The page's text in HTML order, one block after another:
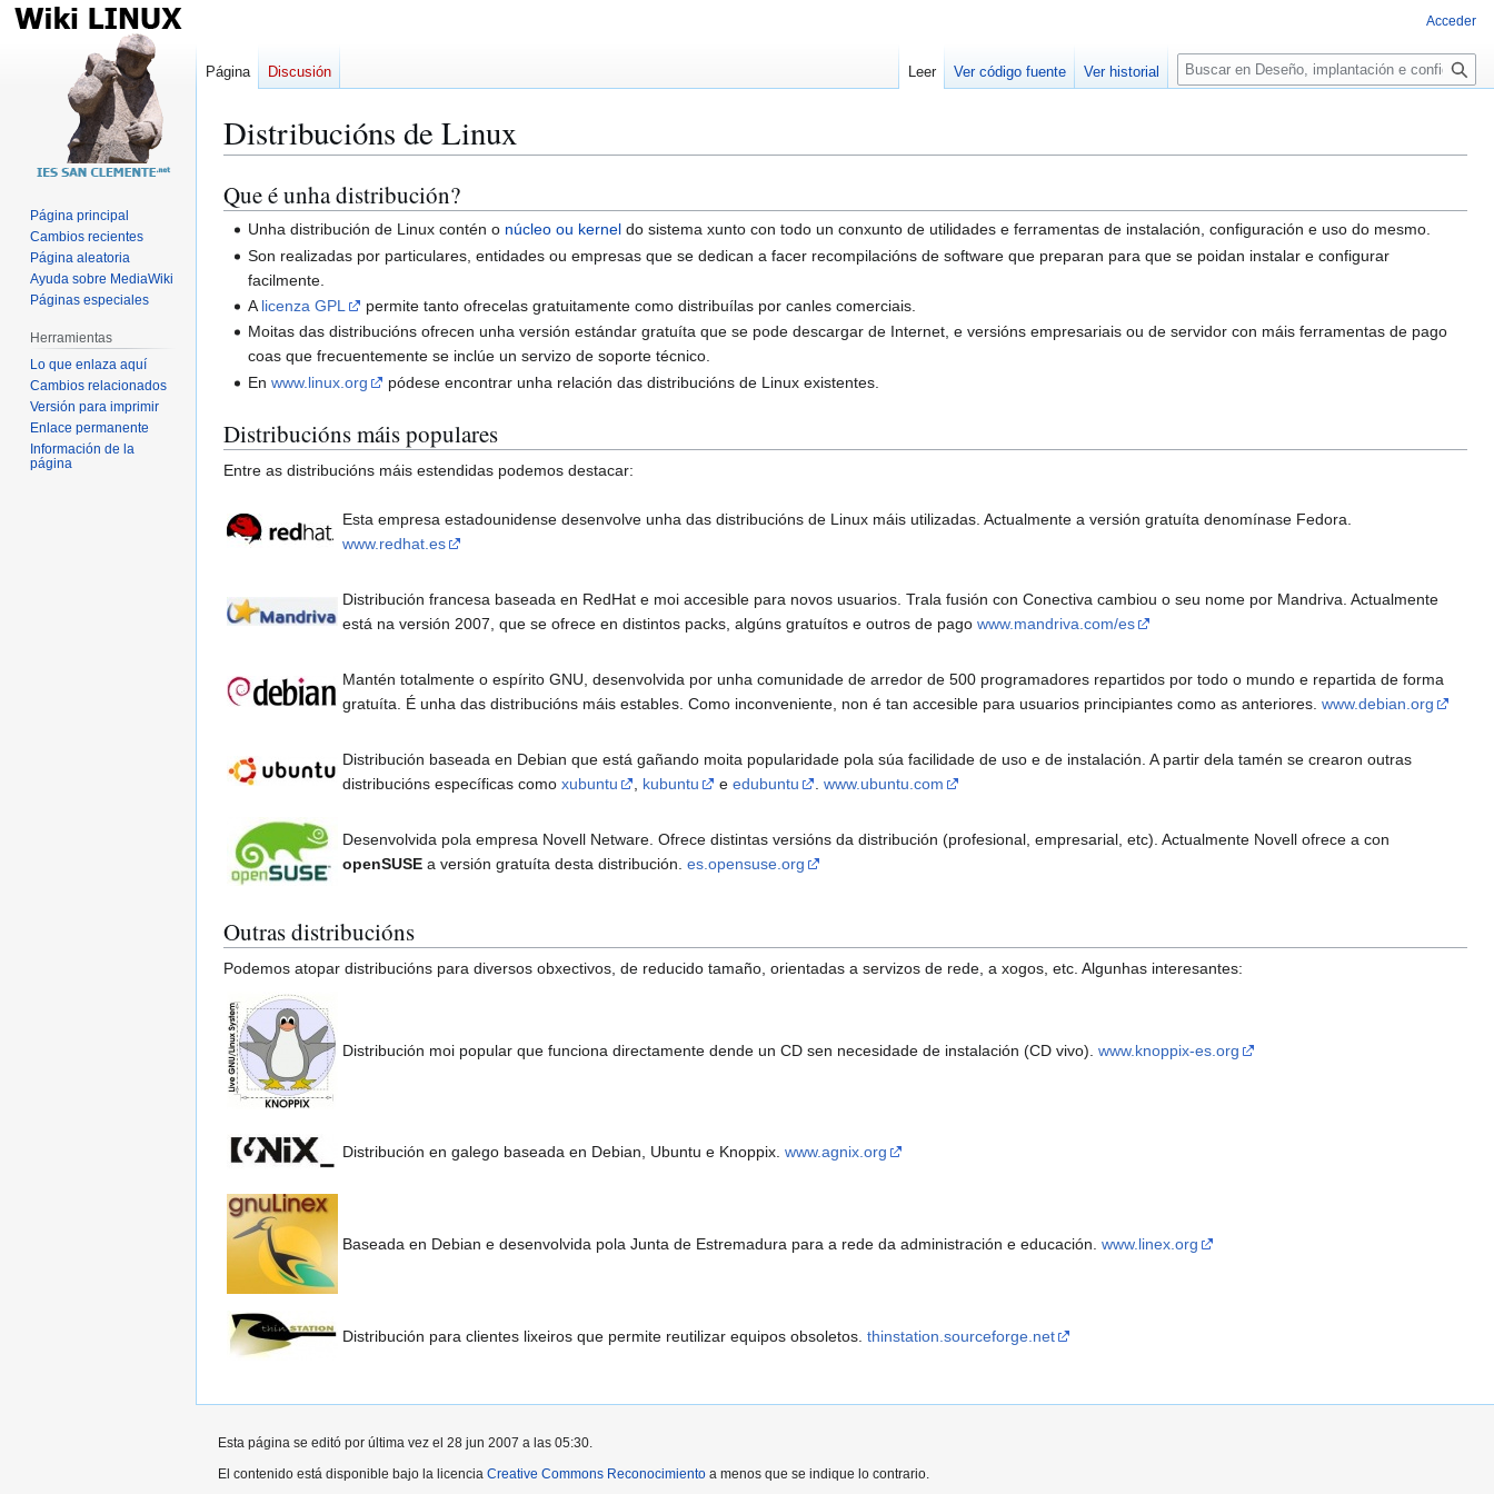
Distribucións de Linux
Ir
a
navegación
Ir
a
búsqueda
Que é unha distribución?
Unha distribución de Linux contén o núcleo ou kernel do sistema xunto con todo un conxunto de utilidades e ferramentas de instalación, configuración e uso do mesmo.
Son realizadas por particulares, entidades ou empresas que se dedican a facer recompilacións de software que preparan para que se poidan instalar e configurar
facilmente.
A licenza GPL
permite tanto ofrecelas gratuitamente como distribuílas por canles comerciais.
Moitas das distribucións ofrecen unha versión estándar gratuíta que se pode descargar de Internet, e versións empresariais ou de servidor con máis ferramentas de pago
coas que frecuentemente se inclúe un servizo de soporte técnico.
Enwww.linux.org pódese encontrar unha relación das distribucións de Linux existentes.
Distribucións máis populares
Entre as distribucións máis estendidas podemos destacar:
Esta empresa estadounidense desenvolve unha das distribucións de Linux máis utilizadas. Actualmente a versión gratuíta denomínase Fedora.
www.redhat.es
Distribución francesa baseada en RedHat e moi accesible para novos usuarios. Trala fusión con Conectiva cambiou o seu nome por Mandriva. Actualmente
está na versión 2007, que se ofrece en distintos packs, algúns gratuítos e outros de pago www.mandriva.com/es
Mantén totalmente o espírito GNU, desenvolvida por unha comunidade de arredor de 500 programadores repartidos por todo o mundo e repartida de forma
gratuíta. É unha das distribucións máis estables. Como inconveniente, non é tan accesible para usuarios principiantes como as anteriores. www.debian.org
Distribución baseada en Debian que está gañando moita popularidade pola súa facilidade de uso e de instalación. A partir dela tamén se crearon outras
distribucións específicas como xubuntu kubuntu e edubuntu www.ubuntu.com
Desenvolvida pola empresa Novell Netware. Ofrece distintas versións da distribución (profesional, empresarial, etc). Actualmente Novell ofrece a con
openSUSE a versión gratuíta desta distribución. es.opensuse.org
Outras distribucións
Podemos atopar distribucións para diversos obxectivos, de reducido tamaño, orientadas a servizos de rede, a xogos, etc. Algunhas interesantes:
Distribución moi popular que funciona directamente dende un CD sen necesidade de instalación (CD vivo). www.knoppix-es.org
Distribución en galego baseada en Debian, Ubuntu e Knoppix. www.agnix.org
Baseada en Debian e desenvolvida pola Junta de Estremadura para a rede da administración e educación. www.linex.org
Distribución para clientes lixeiros que permite reutilizar equipos obsoletos. thinstation.sourceforge.net
Acceder
Página Discusión Leer Ver código fuente Ver historial
B
u
a
Página principal
Cambios recientes
Página aleatoria
Ayuda sobre MediaWiki
Páginas especiales
Herramientas
Lo que enlaza aquí
Cambios relacionados
Versión para imprimir
Enlace permanente
Información de la
página
Esta página se editó por última vez el 28 jun 2007 a las 05:30.
El contenido está disponible bajo la licencia Creative Commons Reconocimiento a menos que se indique lo contrario.